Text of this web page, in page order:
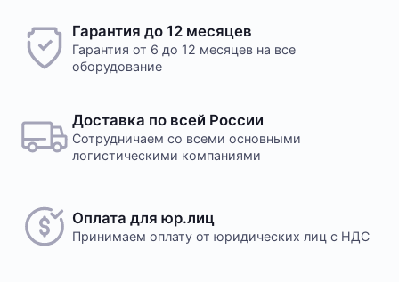
Гарантия до 12 месяцев
Гарантия от 6 до 12 месяцев на все
оборудование
Доставка по всей России
Сотрудничаем со всеми основными
логистическими компаниями
Оплата для юр.лиц
Принимаем оплату от юридических лиц с НДС